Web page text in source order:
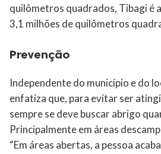
quilômetros quadrados, Tibagi é
3,1 milhões de quilômetros
Prevenção
Independente do município e do
enfatiza que, para evitar ser
sempre se deve buscar abrigo
Principalmente em áreas
“Em áreas abertas, a pessoa